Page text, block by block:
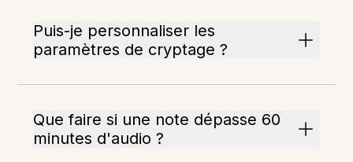
Puis-je personnaliser les
paramètres de cryptage ?
Que faire si une note dépasse 60
minutes d'audio ?